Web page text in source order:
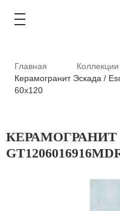
Главная
Коллекции
Керамогранит Эскада /
60x120
КЕРАМОГРАНИТ